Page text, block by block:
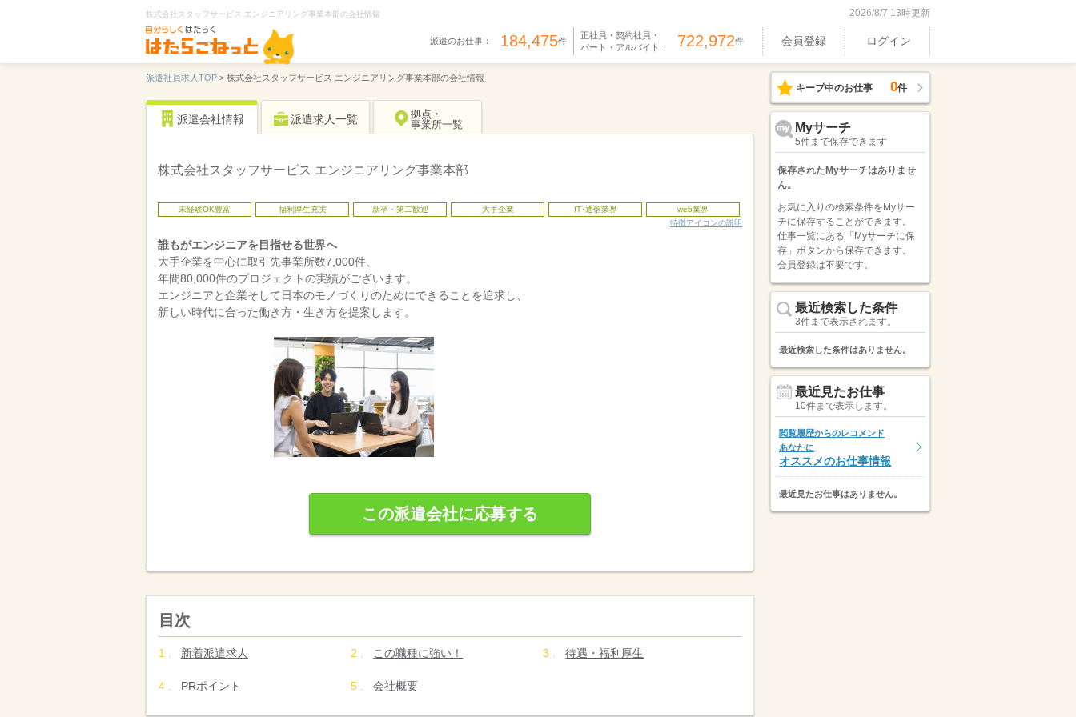
株式会社スタッフサービス エンジニアリング事業本部の会社情報 2026/8/7 13時更新
派遣のお仕事： 184,475件
正社員・契約社員・
パート・アルバイト： 722,972件 会員登録 ログイン
派遣社員求人TOP > 株式会社スタッフサービス エンジニアリング事業本部の会社情報
派遣会社情報 派遣求人一覧
拠点・
事業所一覧
株式会社スタッフサービス エンジニアリング事業本部
未経験OK豊富 福利厚生充実 新卒・第二歓迎 大手企業 IT･通信業界
web業界
特徴アイコンの説明
誰もがエンジニアを目指せる世界へ
大手企業を中心に取引先事業所数7,000件、
年間80,000件のプロジェクトの実績がございます。
エンジニアと企業そして日本のモノづくりのためにできることを追求し、
新しい時代に合った働き方・生き方を提案します。
この派遣会社に応募する
目次
新着派遣求人 この職種に強い！ 待遇・福利厚生
PRポイント 会社概要
キープ中のお仕事 0件
Myサーチ
5件まで保存できます
保存されたMyサーチはありませ
ん。
お気に入りの検索条件をMyサー
チに保存することができます。
仕事一覧にある「Myサーチに保
存」ボタンから保存できます。
会員登録は不要です。
最近検索した条件
3件まで表示されます。
最近検索した条件はありません。
最近見たお仕事
10件まで表示します。
閲覧履歴からのレコメンド
あなたに
オススメのお仕事情報
最近見たお仕事はありません。